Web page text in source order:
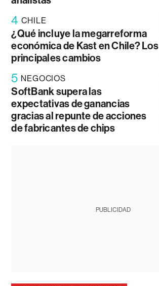
4 CHILE
¿Qué incluye la megarreforma
económica de Kast en Chile? Los
principales cambios
5 NEGOCIOS
SoftBank supera las
expectativas de ganancias
gracias al repunte de acciones
de fabricantes de chips
PUBLICIDAD